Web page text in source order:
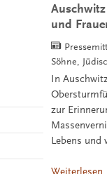
und
Söhne,
In
zur
Lebens und